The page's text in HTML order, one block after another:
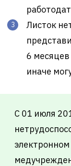
Листок
6
иначе
С 01 июля